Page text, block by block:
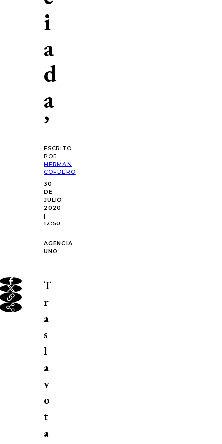
i
a
d
a
’
ESCRITO
POR:
HERMAN
CORDERO
30
DE
JULIO
2020
|
12:50
AGENCIA
UNO
T
r
a
s
l
a
v
o
t
a